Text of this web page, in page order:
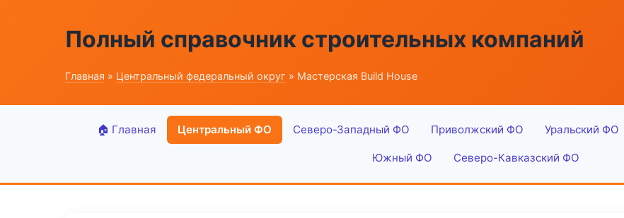
Полный справочник строительных компаний
Главная » Центральный федеральный округ » Мастерская Build House
🏠 Главная Центральный ФО Северо-Западный ФО Приволжский ФО Уральский ФО
Южный ФО Северо-Кавказский ФО